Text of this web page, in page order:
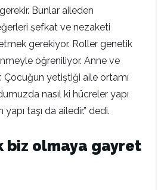
Bunlar aileden
şefkat ve nezaketi
gerekiyor. Roller genetik
öğreniliyor. Anne ve
Çocuğun yetiştiği aile ortamı
nasıl ki hücreler yapı
yapı taşı da ailedir.” dedi.
biz olmaya gayret